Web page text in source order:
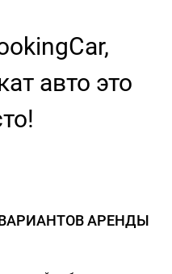
авто это
АРЕНДЫ